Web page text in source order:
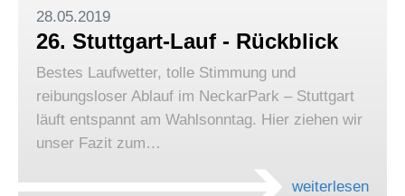
28.05.2019
26. Stuttgart-Lauf - Rückblick
Bestes Laufwetter, tolle Stimmung und
reibungsloser Ablauf im NeckarPark – Stuttgart
läuft entspannt am Wahlsonntag. Hier ziehen wir
unser Fazit zum…
weiterlesen